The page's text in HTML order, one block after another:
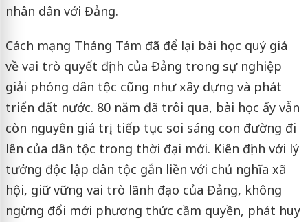
nhân dân với Đảng.
Cách mạng Tháng Tám đã để lại bài học quý giá
về vai trò quyết định của Đảng trong sự nghiệp
giải phóng dân tộc cũng như xây dựng và phát
triển đất nước. 80 năm đã trôi qua, bài học ấy vẫn
còn nguyên giá trị, tiếp tục soi sáng con đường đi
lên của dân tộc trong thời đại mới. Kiên định với lý
tưởng độc lập dân tộc gắn liền với chủ nghĩa xã
hội, giữ vững vai trò lãnh đạo của Đảng, không
ngừng đổi mới phương thức cầm quyền, phát huy